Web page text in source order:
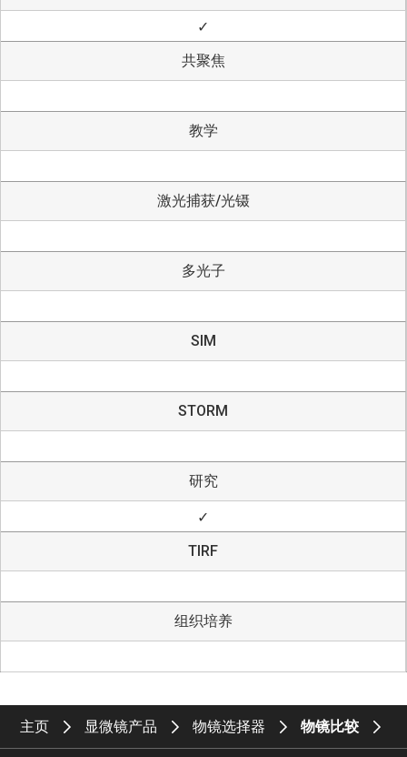
✓
共聚焦
教学
激光捕获/光镊
多光子
SIM
STORM
研究
✓
TIRF
组织培养
主页 显微镜产品 物镜选择器 物镜比较